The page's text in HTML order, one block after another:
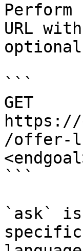
Perform
URL
```
GET
https://
/offer-
```
`ask`